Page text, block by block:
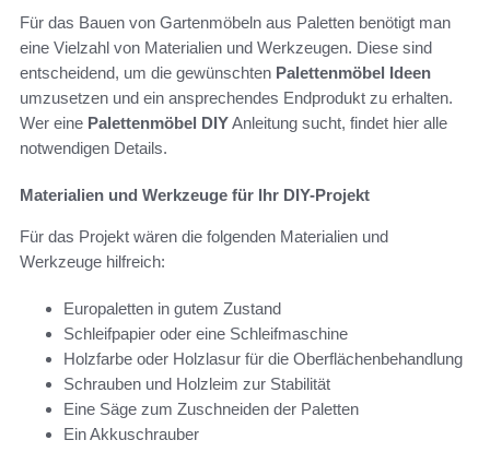
Für das Bauen von Gartenmöbeln aus Paletten benötigt man
eine Vielzahl von Materialien und Werkzeugen. Diese sind
entscheidend, um die gewünschten Palettenmöbel Ideen
umzusetzen und ein ansprechendes Endprodukt zu erhalten.
Wer eine Palettenmöbel DIYAnleitung sucht, findet hier alle
notwendigen Details.
Materialien und Werkzeuge für Ihr DIY-Projekt
Für das Projekt wären die folgenden Materialien und
Werkzeuge hilfreich:
Europaletten in gutem Zustand
Schleifpapier oder eine Schleifmaschine
Holzfarbe oder Holzlasur für die Oberflächenbehandlung
Schrauben und Holzleim zur Stabilität
Eine Säge zum Zuschneiden der Paletten
Ein Akkuschrauber